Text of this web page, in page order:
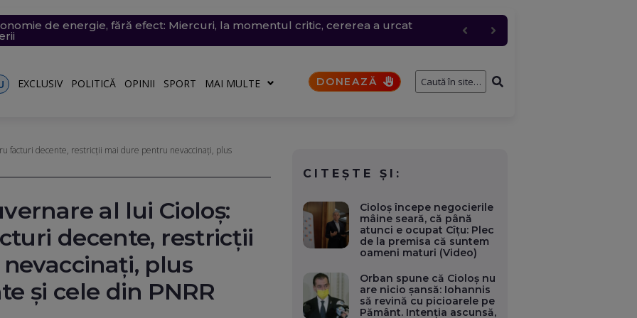
de energie, fără efect: Miercuri, la momentul critic, cererea a urcat
exploziv a perturbat traficul pe aeroportul Leipzig, un centru logistic cheie
către Ucraina. Rusia, principalul suspect
într-un dosar de pornografie infantilă. Explicația fostului consilier
în dreptul unei plaje din Mamaia (Video). Aparatul va fi analizat de SRI
lui Nicușor Dan, și-a publicat declarațiile de avere și de interese. Ce case,
are la Dacia
EXCLUSIV POLITICĂ OPINII SPORT MAI MULTE DONEAZĂ
facturi decente, restricții mai dure pentru nevaccinați, plus
al lui Cioloș:
decente, restricții
plus
și cele din PNRR
CITEȘTE ȘI:
Cioloș începe negocierile
mâine seară, că până
atunci e ocupat Cîțu: Plec
de la premisa că suntem
oameni maturi (Video)
Orban spune că Cioloș nu
are nicio șansă: Iohannis
să revină cu picioarele pe
Pământ. Intenția ascunsă,